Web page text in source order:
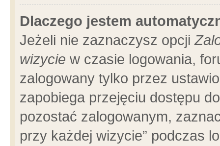
Dlaczego jestem
Jeżeli nie zaznaczysz opcji
wizycie w czasie logowania,
zalogowany tylko przez
zapobiega przejęciu dostępu
pozostać zalogowanym,
przy każdej wizycie” podczas